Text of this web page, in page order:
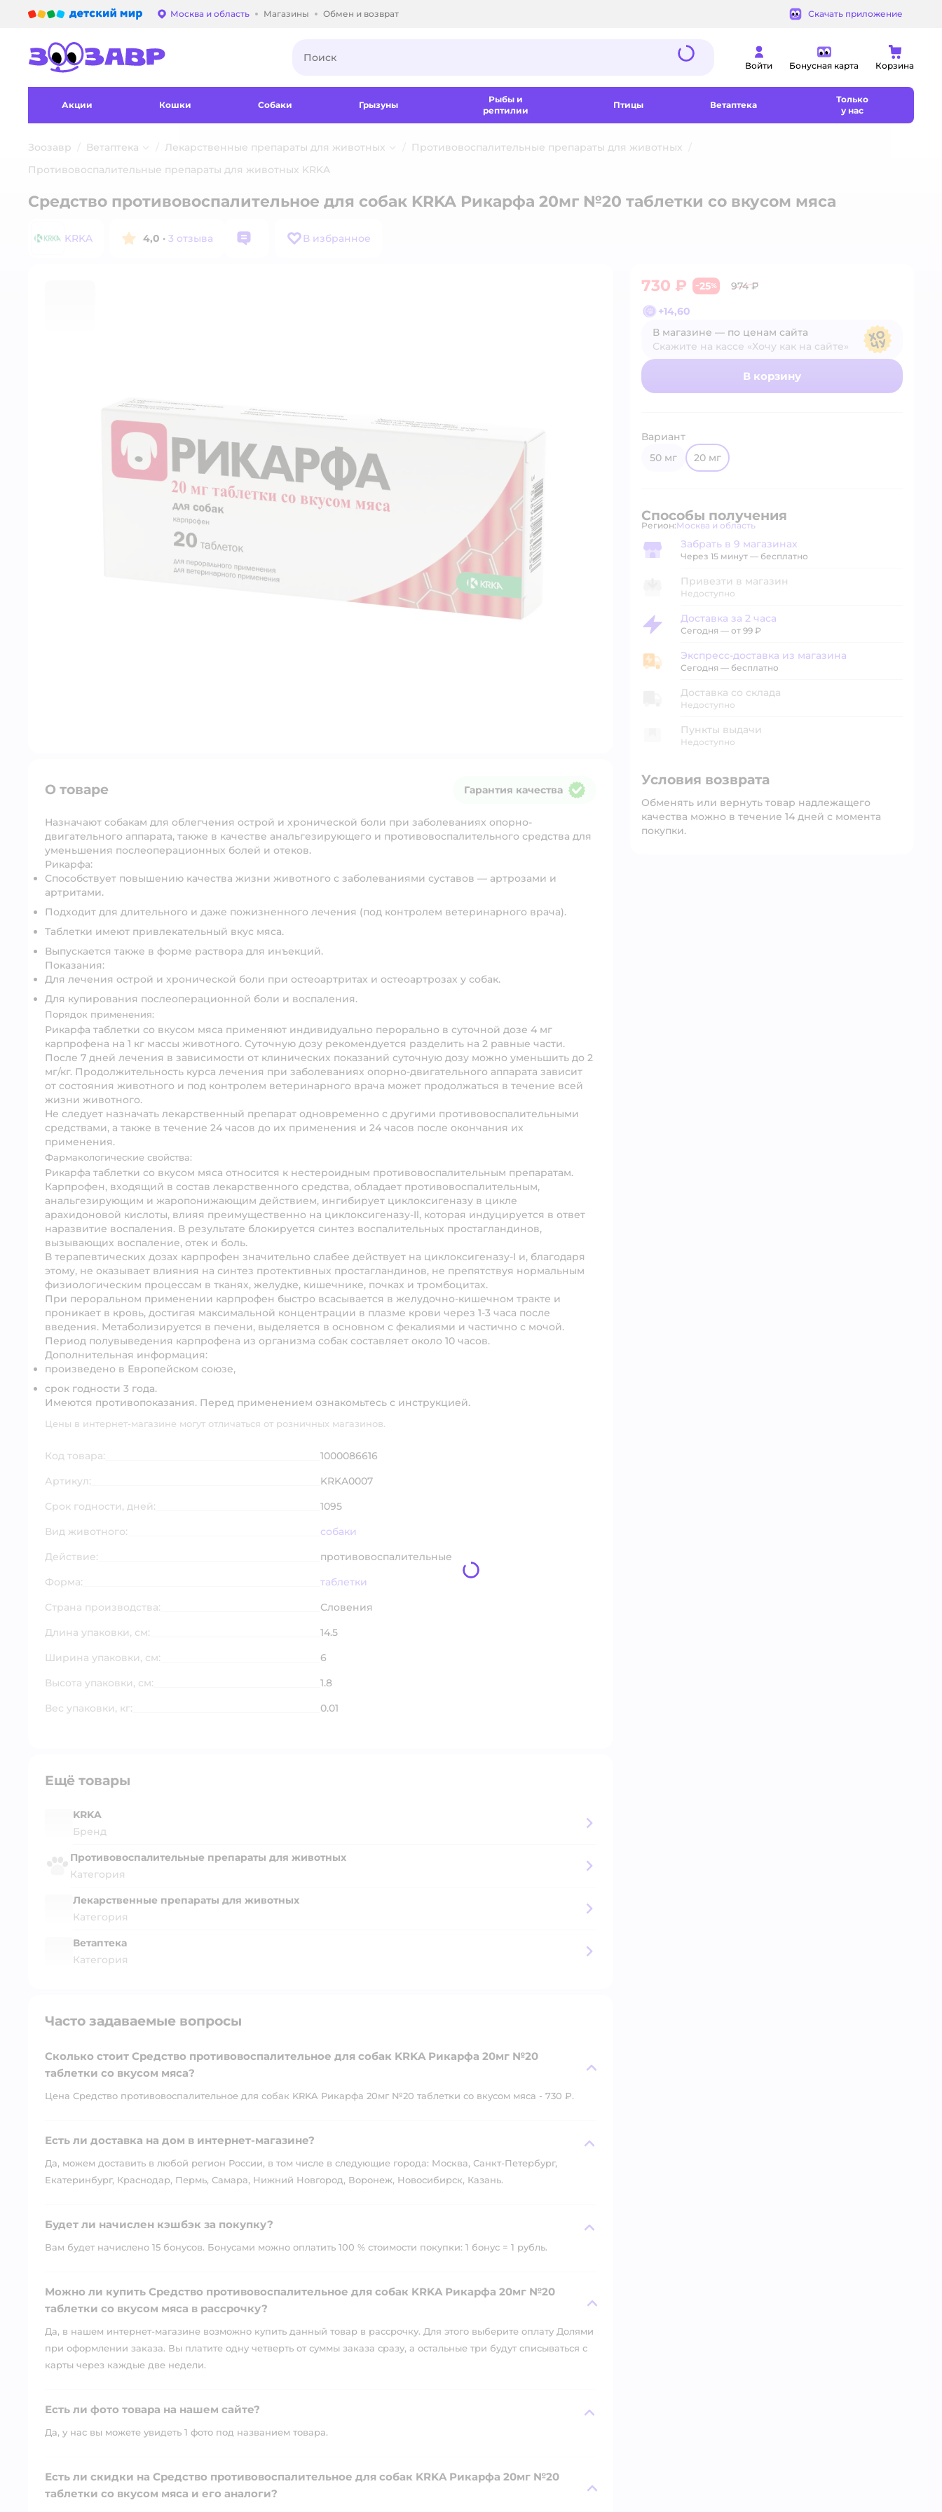
Выбор адреса доставки.
Москва и область Магазины Обмен и возврат Скачать приложение
Войти Бонусная карта Корзина
Акции Кошки Собаки Грызуны
Рыбы и
рептилии
Птицы Ветаптека
Только
у нас
Зоозавр Ветаптека Лекарственные препараты для животных
Противовоспалительные препараты для животных
Противовоспалительные препараты для животных KRKA
Средство противовоспалительное для собак KRKA Рикарфа 20мг №20 таблетки со вкусом мяса
KRKA 4,0 · 3 отзыва В избранное
730 ₽ −25%
974 ₽
+14,60
В магазине — по ценам сайта
Скажите на кассе «Хочу как на сайте»
В магазине — по ценам сайта
В корзину
Вариант
50 мг
20 мг
Способы получения
Регион: Выбор адреса доставки.
Москва и область
Забрать в магазине
Забрать в 9 магазинах
Через 15 минут — бесплатно
Привезти в магазин
Недоступно
Доставка за 2 часа
Доставка за 2 часа
Сегодня — от 99 ₽
Экспресс-доставка из магазина
Экспресс-доставка из магазина
Сегодня — бесплатно
Доставка со склада
Недоступно
Пункты выдачи
Недоступно
Условия возврата
Обменять или вернуть товар надлежащего
качества можно в течение 14 дней с момента
покупки.
О товаре Гарантия качества
Назначают собакам для облегчения острой и хронической боли при заболеваниях опорно-
двигательного аппарата, также в качестве анальгезирующего и противовоспалительного средства для
уменьшения послеоперационных болей и отеков.
Рикарфа:
Способствует повышению качества жизни животного с заболеваниями суставов — артрозами и
артритами.
Подходит для длительного и даже пожизненного лечения (под контролем ветеринарного врача).
Таблетки имеют привлекательный вкус мяса.
Выпускается также в форме раствора для инъекций.
Показания:
Для лечения острой и хронической боли при остеоартритах и остеоартрозах у собак.
Для купирования послеоперационной боли и воспаления.
Порядок применения:
Рикарфа таблетки со вкусом мяса применяют индивидуально перорально в суточной дозе 4 мг
карпрофена на 1 кг массы животного. Суточную дозу рекомендуется разделить на 2 равные части.
После 7 дней лечения в зависимости от клинических показаний суточную дозу можно уменьшить до 2
мг/кг. Продолжительность курса лечения при заболеваниях опорно-двигательного аппарата зависит
от состояния животного и под контролем ветеринарного врача может продолжаться в течение всей
жизни животного.
Не следует назначать лекарственный препарат одновременно с другими противовоспалительными
средствами, а также в течение 24 часов до их применения и 24 часов после окончания их
применения.
Фармакологические свойства:
Рикарфа таблетки со вкусом мяса относится к нестероидным противовоспалительным препаратам.
Карпрофен, входящий в состав лекарственного средства, обладает противовоспалительным,
анальгезирующим и жаропонижающим действием, ингибирует циклоксигеназу в цикле
арахидоновой кислоты, влияя преимущественно на циклоксигеназу-Il, которая индуцируется в ответ
наразвитие воспаления. В результате блокируется синтез воспалительных простагландинов,
вызывающих воспаление, отек и боль.
В терапевтических дозах карпрофен значительно слабее действует на циклоксигеназу-I и, благодаря
этому, не оказывает влияния на синтез протективных простагландинов, не препятствуя нормальным
физиологическим процессам в тканях, желудке, кишечнике, почках и тромбоцитах.
При пероральном применении карпрофен быстро всасывается в желудочно-кишечном тракте и
проникает в кровь, достигая максимальной концентрации в плазме крови через 1-3 часа после
введения. Метаболизируется в печени, выделяется в основном с фекалиями и частично с мочой.
Период полувыведения карпрофена из организма собак составляет около 10 часов.
Дополнительная информация:
произведено в Европейском союзе,
срок годности 3 года.
Имеются противопоказания. Перед применением ознакомьтесь с инструкцией.
Цены в интернет-магазине могут отличаться от розничных магазинов.
Код товара:
1000086616
Артикул:
KRKA0007
Срок годности, дней:
1095
Вид животного:
собаки
Действие:
противовоспалительные
Форма:
таблетки
Страна производства:
Словения
Длина упаковки, см:
14.5
Ширина упаковки, см:
6
Высота упаковки, см:
1.8
Вес упаковки, кг:
0.01
Ещё товары
KRKA
Бренд
Противовоспалительные препараты для животных
Категория
Лекарственные препараты для животных
Категория
Ветаптека
Категория
Часто задаваемые вопросы
Сколько стоит Средство противовоспалительное для собак KRKA Рикарфа 20мг №20
таблетки со вкусом мяса?
Цена Средство противовоспалительное для собак KRKA Рикарфа 20мг №20 таблетки со вкусом мяса - 730 ₽.
Есть ли доставка на дом в интернет-магазине?
Да, можем доставить в любой регион России, в том числе в следующие города: Москва, Санкт-Петербург,
Екатеринбург, Краснодар, Пермь, Самара, Нижний Новгород, Воронеж, Новосибирск, Казань.
Будет ли начислен кэшбэк за покупку?
Вам будет начислено 15 бонусов. Бонусами можно оплатить 100 % стоимости покупки: 1 бонус = 1 рубль.
Можно ли купить Средство противовоспалительное для собак KRKA Рикарфа 20мг №20
таблетки со вкусом мяса в рассрочку?
Да, в нашем интернет-магазине возможно купить данный товар в рассрочку. Для этого выберите оплату Долями
при оформлении заказа. Вы платите одну четверть от суммы заказа сразу, а остальные три будут списываться с
карты через каждые две недели.
Есть ли фото товара на нашем сайте?
Да, у нас вы можете увидеть 1 фото под названием товара.
Есть ли скидки на Средство противовоспалительное для собак KRKA Рикарфа 20мг №20
таблетки со вкусом мяса и его аналоги?